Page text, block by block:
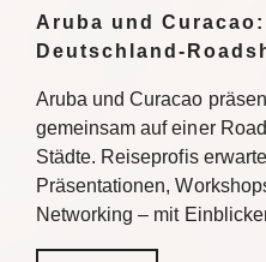
Aruba und
Deutschland-
Aruba und Curacao
gemeinsam auf einer
Städte. Reiseprofis
Präsentationen,
Networking – mit